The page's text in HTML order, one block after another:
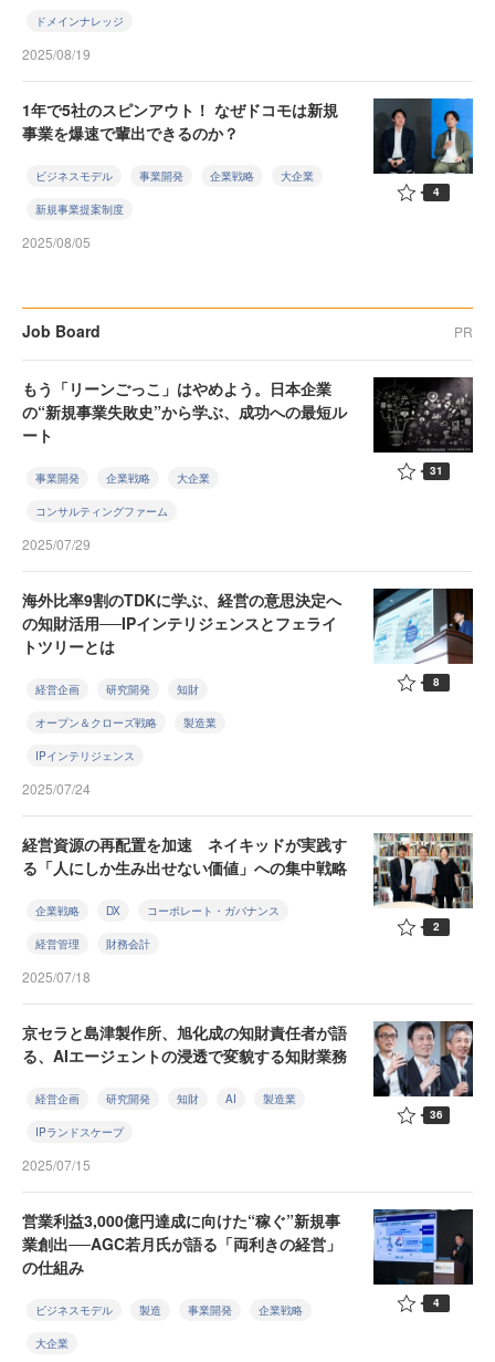
ドメインナレッジ
2025/08/19
1年で5社のスピンアウト！ なぜドコモは新規
事業を爆速で輩出できるのか？
ビジネスモデル 事業開発 企業戦略 大企業
新規事業提案制度
2025/08/05
4
Job Board PR
もう「リーンごっこ」はやめよう。日本企業
の“新規事業失敗史”から学ぶ、成功への最短ル
ート
事業開発 企業戦略 大企業
コンサルティングファーム
2025/07/29
31
海外比率9割のTDKに学ぶ、経営の意思決定へ
の知財活用──IPインテリジェンスとフェライ
トツリーとは
経営企画 研究開発 知財
オープン＆クローズ戦略 製造業
IPインテリジェンス
2025/07/24
8
経営資源の再配置を加速 ネイキッドが実践す
る「人にしか生み出せない価値」への集中戦略
企業戦略 DX コーポレート・ガバナンス
経営管理 財務会計
2025/07/18
2
京セラと島津製作所、旭化成の知財責任者が語
る、AIエージェントの浸透で変貌する知財業務
経営企画 研究開発 知財 AI 製造業
IPランドスケープ
2025/07/15
36
営業利益3,000億円達成に向けた“稼ぐ”新規事
業創出──AGC若月氏が語る「両利きの経営」
の仕組み
ビジネスモデル 製造 事業開発 企業戦略
大企業
4